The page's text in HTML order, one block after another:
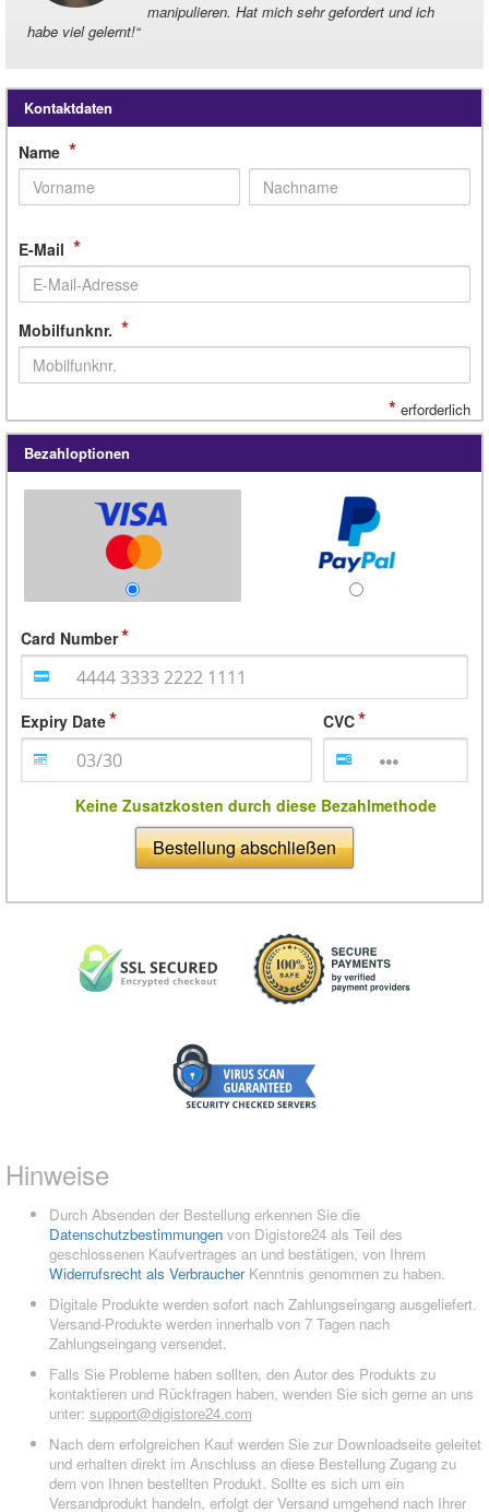
manipulieren. Hat mich sehr gefordert und ich
habe viel gelernt!“
Kontaktdaten
Name *
E-Mail *
Mobilfunknr. *
* erforderlich
Bezahloptionen
Card Number
Expiry Date CVC
Keine Zusatzkosten durch diese Bezahlmethode
Bestellung abschließen
Hinweise
Durch Absenden der Bestellung erkennen Sie die
Datenschutzbestimmungen von Digistore24 als Teil des
geschlossenen Kaufvertrages an und bestätigen, von Ihrem
Widerrufsrecht als VerbraucherKenntnis genommen zu haben.
Digitale Produkte werden sofort nach Zahlungseingang ausgeliefert.
Versand-Produkte werden innerhalb von 7 Tagen nach
Zahlungseingang versendet.
Falls Sie Probleme haben sollten, den Autor des Produkts zu
kontaktieren und Rückfragen haben, wenden Sie sich gerne an uns
unter: support@digistore24.com
Nach dem erfolgreichen Kauf werden Sie zur Downloadseite geleitet
und erhalten direkt im Anschluss an diese Bestellung Zugang zu
dem von Ihnen bestellten Produkt. Sollte es sich um ein
Versandprodukt handeln, erfolgt der Versand umgehend nach Ihrer